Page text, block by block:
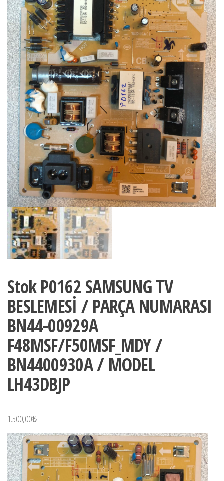
Stok P0162 SAMSUNG TV
BESLEMESİ / PARÇA NUMARASI
BN44-00929A
F48MSF/F50MSF_MDY /
BN4400930A / MODEL
LH43DBJP
1.500,00₺